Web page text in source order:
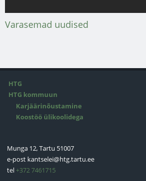
Varasemad uudised
HTG
HTG kommuun
Karjäärinõustamine
Koostöö ülikoolidega
Munga 12, Tartu 51007
e-post kantselei@htg.tartu.ee
tel+372 7461715